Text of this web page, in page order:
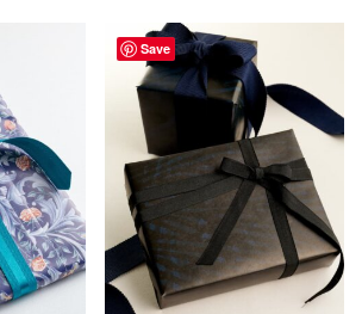
Save